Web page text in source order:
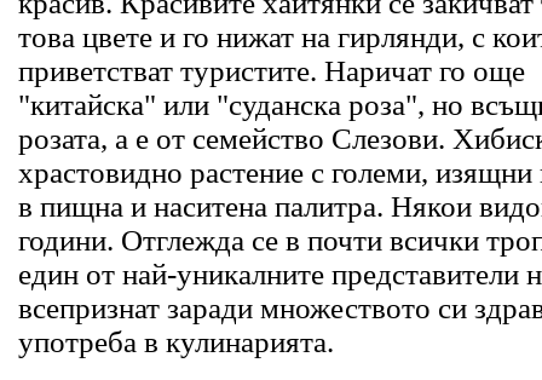
това цвете и го нижат на гирлянди, с
приветстват туристите. Наричат го още
"китайска" или "суданска роза", но
розата, а е от семейство Слезови.
храстовидно растение с големи, изящни
в пищна и наситена палитра. Някои
години. Отглежда се в почти всички
един от най-уникалните представители
всепризнат заради множеството си
употреба в кулинарията.